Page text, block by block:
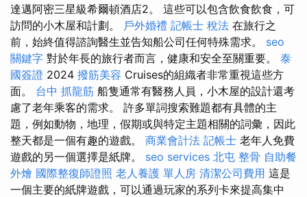
達邁阿密三星級希爾頓酒店2。 這些可以包含飲食飲食，可
訪問的小木屋和計劃。 戶外婚禮 記帳士 稅法 在旅行之
前，始終值得諮詢醫生並告知船公司任何特殊需求。 seo
關鍵字 對於年長的旅行者而言，健康和安全至關重要。 泰
國簽證 2024 撥筋美容 Cruises的組織者非常重視這些方
面。 台中 抓龍筋 船隻通常有醫務人員，小木屋的設計還考
慮了老年乘客的需求。 許多單詞搜索難題都有具體的主
題，例如動物，地理，假期或與特定主題相關的詞彙，因此
整天都是一個有趣的遊戲。 商業會計法 記帳士 老年人免費
遊戲的另一個選擇是紙牌。 seo services 北屯 整骨 自助餐
外燴 國際整復師證照 老人養護 單人房 清潔公司費用 這是
一個主要的紙牌遊戲，可以通過玩家的系列卡來提高集中